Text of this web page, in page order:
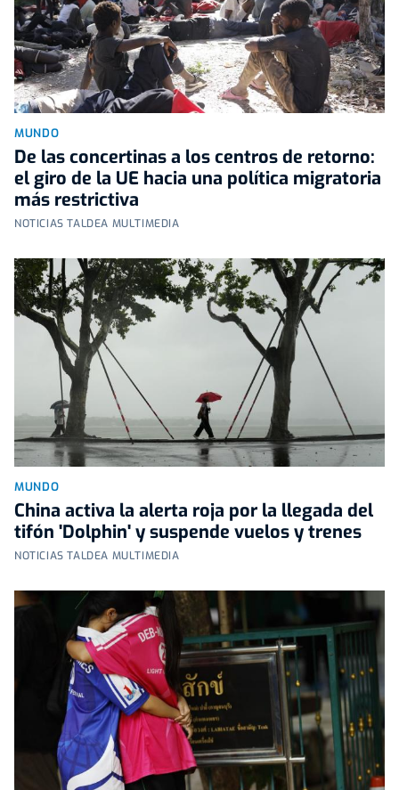
MUNDO
De las concertinas a los centros de retorno:
el giro de la UE hacia una política migratoria
más restrictiva
NOTICIAS TALDEA MULTIMEDIA
MUNDO
China activa la alerta roja por la llegada del
tifón 'Dolphin' y suspende vuelos y trenes
NOTICIAS TALDEA MULTIMEDIA